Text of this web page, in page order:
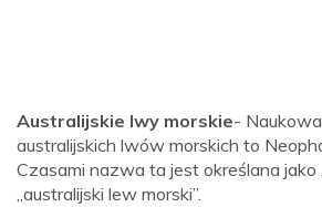
Australijskie lwy morskie-
australijskich lwów morskich to
Czasami nazwa ta jest określana jako
„australijski lew morski”.